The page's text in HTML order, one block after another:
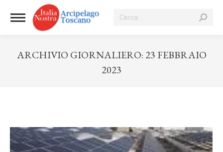
Cerca:
ARCHIVIO GIORNALIERO: 23 FEBBRAIO
2023